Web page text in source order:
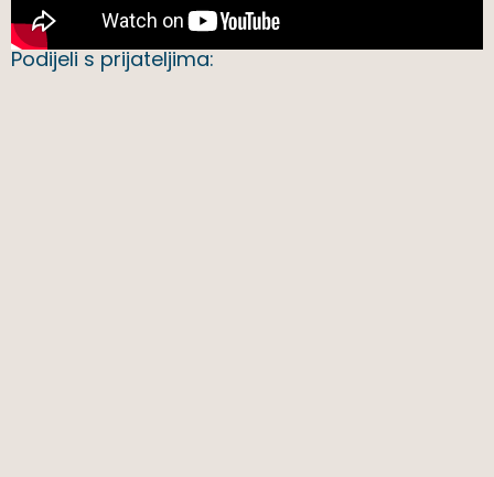
Podijeli s prijateljima: